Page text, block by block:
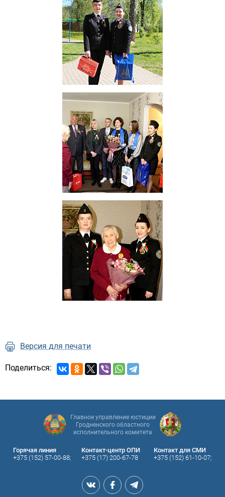
Версия для печати
Поделиться:
Главное управление юстиции
Гродненского областного
исполнительного комитета
Горячая линия
+375 (152) 57-00-88;
Контакт-центр ОПИ
+375 (17) 200-67-78
Контакт для СМИ
+375 (152) 61-10-07;